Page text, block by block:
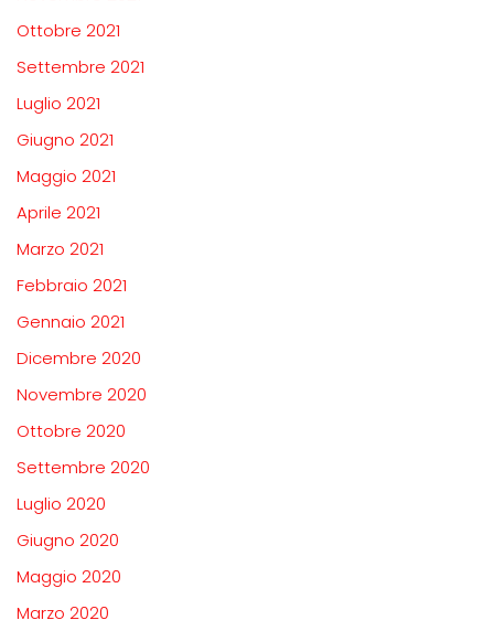
Ottobre 2021
Settembre 2021
Luglio 2021
Giugno 2021
Maggio 2021
Aprile 2021
Marzo 2021
Febbraio 2021
Gennaio 2021
Dicembre 2020
Novembre 2020
Ottobre 2020
Settembre 2020
Luglio 2020
Giugno 2020
Maggio 2020
Marzo 2020